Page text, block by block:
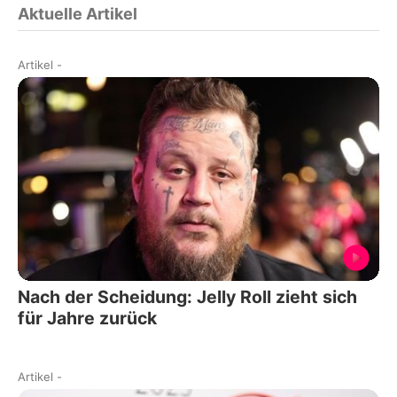
Aktuelle Artikel
Artikel -
Nach der Scheidung: Jelly Roll zieht sich
für Jahre zurück
Artikel -